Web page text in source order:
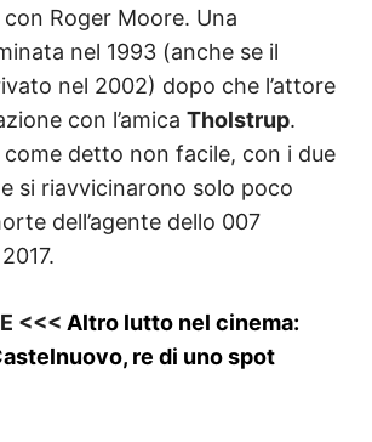
Roger Moore. Una
nel 1993 (anche se il
nel 2002) dopo che l’attore
con l’amica Tholstrup.
come detto non facile, con i due
si riavvicinarono solo poco
dell’agente dello 007
<<< Altro lutto nel cinema:
re di uno spot